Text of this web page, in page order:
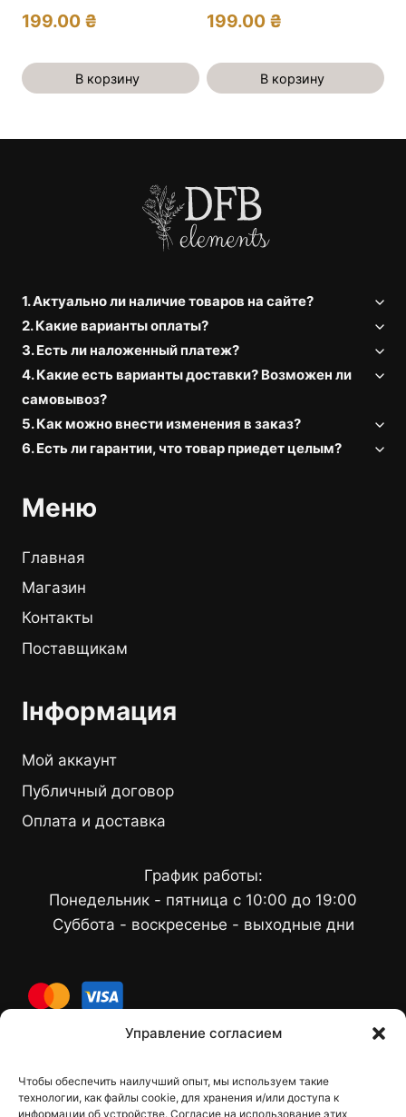
Управление согласием
Чтобы обеспечить наилучший опыт, мы используем такие
технологии, как файлы cookie, для хранения и/или доступа к
информации об устройстве. Согласие на использование этих
199.00 ₴
В корзину
199.00 ₴
В корзину
1. Актуально ли наличие товаров на сайте?
2. Какие варианты оплаты?
3. Есть ли наложенный платеж?
4. Какие есть варианты доставки? Возможен ли
самовывоз?
5. Как можно внести изменения в заказ?
6. Есть ли гарантии, что товар приедет целым?
Меню
Главная
Магазин
Контакты
Поставщикам
Інформация
Мой аккаунт
Публичный договор
Оплата и доставка
График работы:
Понедельник - пятница с 10:00 до 19:00
Суббота - воскресенье - выходные дни
Контакты